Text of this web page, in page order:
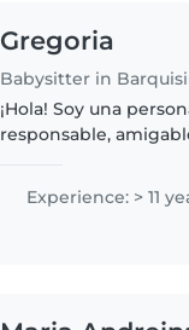
Gregoria
Babysitter in
¡Hola! Soy una
responsable,
experiencia en el
niños de todas las
encanta leer a los
Experience: > 11